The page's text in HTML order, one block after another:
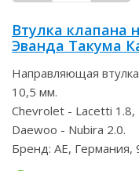
Втулка клапана
Эванда Такума
Направляющая втулка
10,5 мм.
Chevrolet - Lacetti 1.8,
Daewoo - Nubira 2.0.
Бренд: AE, Германия,